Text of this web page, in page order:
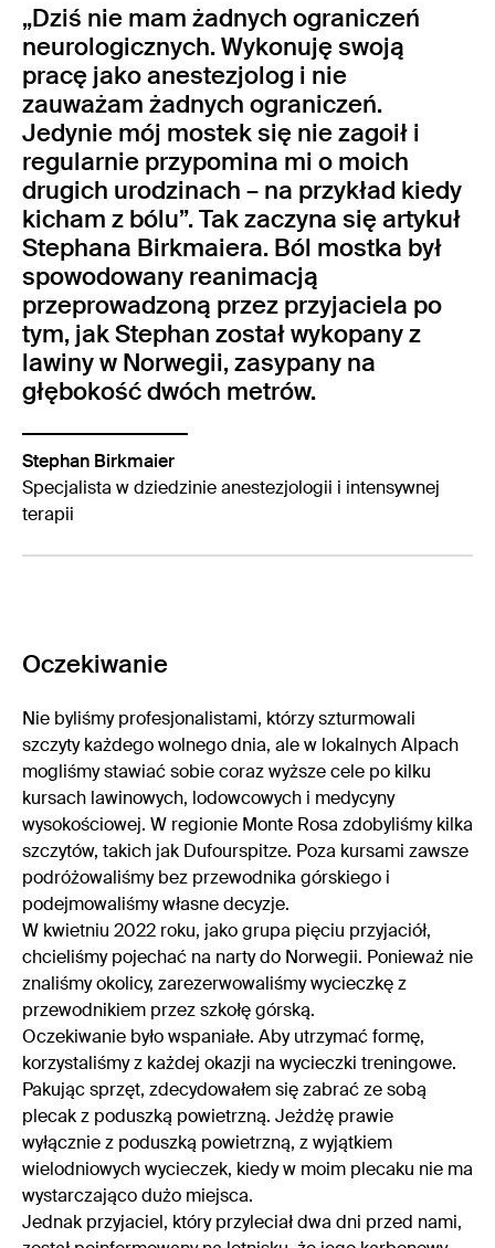
„Dziś nie mam żadnych ograniczeń
neurologicznych. Wykonuję swoją
pracę jako anestezjolog i nie
zauważam żadnych ograniczeń.
Jedynie mój mostek się nie zagoił i
regularnie przypomina mi o moich
drugich urodzinach – na przykład kiedy
kicham z bólu”. Tak zaczyna się artykuł
Stephana Birkmaiera. Ból mostka był
spowodowany reanimacją
przeprowadzoną przez przyjaciela po
tym, jak Stephan został wykopany z
lawiny w Norwegii, zasypany na
głębokość dwóch metrów.
Stephan Birkmaier
Specjalista w dziedzinie anestezjologii i intensywnej
terapii
Oczekiwanie
Nie byliśmy profesjonalistami, którzy szturmowali
szczyty każdego wolnego dnia, ale w lokalnych Alpach
mogliśmy stawiać sobie coraz wyższe cele po kilku
kursach lawinowych, lodowcowych i medycyny
wysokościowej. W regionie Monte Rosa zdobyliśmy kilka
szczytów, takich jak Dufourspitze. Poza kursami zawsze
podróżowaliśmy bez przewodnika górskiego i
podejmowaliśmy własne decyzje.
W kwietniu 2022 roku, jako grupa pięciu przyjaciół,
chcieliśmy pojechać na narty do Norwegii. Ponieważ nie
znaliśmy okolicy, zarezerwowaliśmy wycieczkę z
przewodnikiem przez szkołę górską.
Oczekiwanie było wspaniałe. Aby utrzymać formę,
korzystaliśmy z każdej okazji na wycieczki treningowe.
Pakując sprzęt, zdecydowałem się zabrać ze sobą
plecak z poduszką powietrzną. Jeżdżę prawie
wyłącznie z poduszką powietrzną, z wyjątkiem
wielodniowych wycieczek, kiedy w moim plecaku nie ma
wystarczająco dużo miejsca.
Jednak przyjaciel, który przyleciał dwa dni przed nami,